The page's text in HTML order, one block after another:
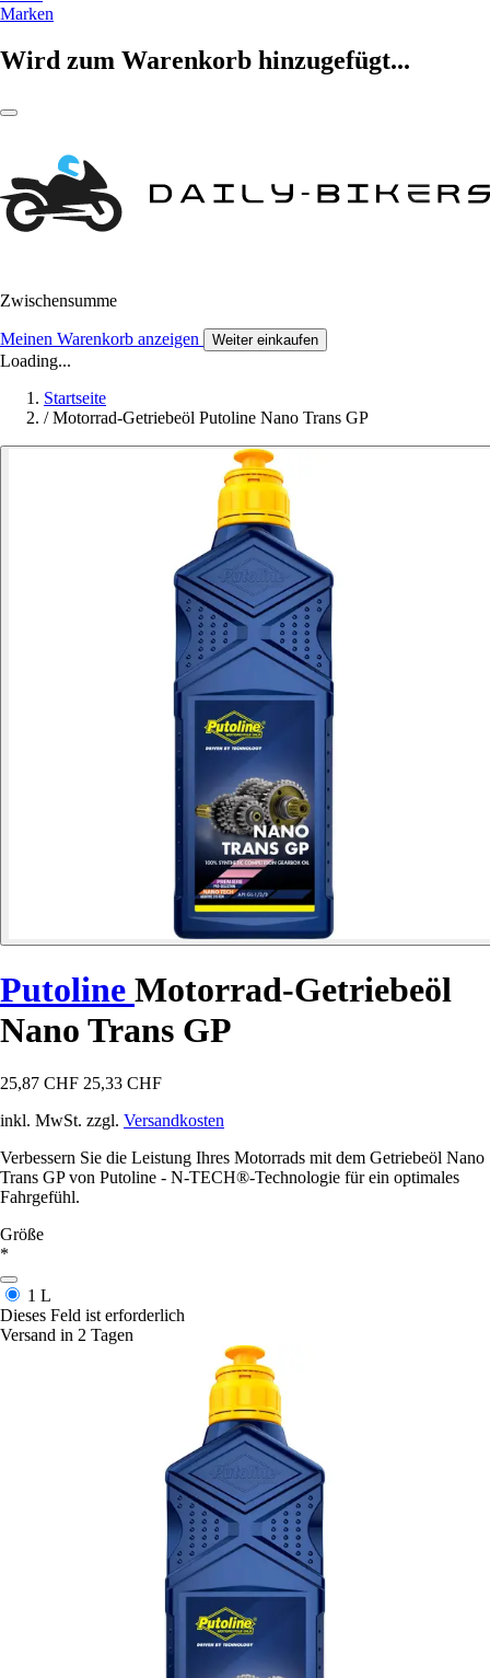
Marken
Wird zum Warenkorb hinzugefügt...
Zwischensumme
Meinen Warenkorb anzeigen Weiter einkaufen
Loading...
Startseite
/ Motorrad-Getriebeöl Putoline Nano Trans GP
Putoline Motorrad-Getriebeöl
Nano Trans GP
25,87 CHF 25,33 CHF
inkl. MwSt. zzgl. Versandkosten
Verbessern Sie die Leistung Ihres Motorrads mit dem Getriebeöl Nano
Trans GP von Putoline - N-TECH®-Technologie für ein optimales
Fahrgefühl.
Größe
*
1 L
Dieses Feld ist erforderlich
Versand in 2 Tagen